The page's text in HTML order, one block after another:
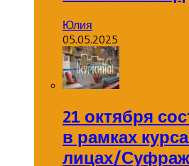
Юлия
05.05.2025
21 октября
в рамках
лицах/